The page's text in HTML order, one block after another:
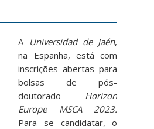
A Universidad de Jaén,
na Espanha, está com
inscrições abertas para
bolsas de pós-
doutorado Horizon
Europe MSCA 2023.
Para se candidatar, o